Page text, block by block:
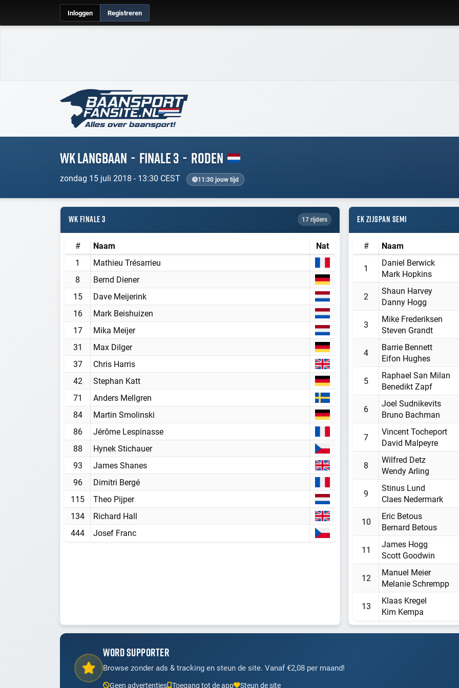
Inloggen Registreren
WK Langbaan - Finale 3 - Roden
zondag 15 juli 2018 - 13:30 CEST 11:30 jouw tijd
WK FINALE 3 17 rijders
# Naam
Nat
1
Mathieu Trésarrieu
8
Bernd Diener
15
Dave Meijerink
16
Mark Beishuizen
17
Mika Meijer
31
Max Dilger
37
Chris Harris
42
Stephan Katt
71
Anders Mellgren
84
Martin Smolinski
86
Jérôme Lespinasse
88
Hynek Stichauer
93
James Shanes
96
Dimitri Bergé
115
Theo Pijper
134
Richard Hall
444
Josef Franc
EK ZIJSPAN SEMI
# Naam
1
Daniel Berwick
Mark Hopkins
2
Shaun Harvey
Danny Hogg
3
Mike Frederiksen
Steven Grandt
4
Barrie Bennett
Eifon Hughes
5
Raphael San Milan
Benedikt Zapf
6
Joel Sudnikevits
Bruno Bachman
7
Vincent Tocheport
David Malpeyre
8
Wilfred Detz
Wendy Arling
9
Stinus Lund
Claes Nedermark
10
Eric Betous
Bernard Betous
11
James Hogg
Scott Goodwin
12
Manuel Meier
Melanie Schrempp
13
Klaas Kregel
Kim Kempa
WORD SUPPORTER
Browse zonder ads & tracking en steun de site. Vanaf €2,08 per maand!
Geen advertenties Toegang tot de app Steun de site
WORD LID VAN BAANSPORTFANSITE!
Blijf op de hoogte van alle baansport evenementen
Maak een gratis account aan
Word Supporter, zonder advertenties & tracking
Steun de site
Registreer gratis
Misschien later
Heb je al een account? Inloggen